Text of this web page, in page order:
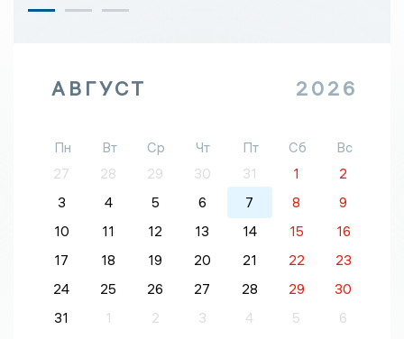
АВГУСТ 2026
Пн Вт Ср Чт Пт Сб
Вс
27
28 29 30 31 1
2
3
4 5 6 7 8
9
10
11 12 13 14 15
16
17
18 19 20 21 22
23
24
25 26 27 28 29
30
31
1 2 3 4 5 6